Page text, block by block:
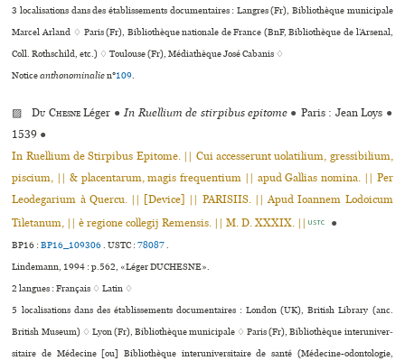
3 localisations dans des établissements documentaires : Langres (Fr), Bibliothèque muni­ci­pale
Marcel Arland ♢ Paris (Fr), Bibliothèque nationale de France (BnF, Bibliothèque de l’Arsenal,
Coll. Rothschild, etc.) ♢ Toulouse (Fr), Médiathèque José Cabanis ♢
Noticeanthonominalien°109.
▨Du ChesneLéger ● In Ruellium de stirpibus epitome ● Paris : Jean Loys ●
1539 ●
In Ruellium de Stirpibus Epitome. || Cui accesserunt uolatilium, gressibilium,
piscium, || & placentarum, magis frequentium || apud Gallias nomina. || Per
Leodegarium à Quercu. || [Device] || PARISIIS. || Apud Ioannem Lodoicum
Tiletanum, || è regione collegij Remensis. || M. D. XXXIX. ||
USTC ●
BP16 :BP16_109306.USTC :78087.
Lindemann, 1994 : p.562, «Léger DUCHESNE».
2 langues :Français ♢Latin ♢
5 localisations dans des établissements documentaires : London (UK), British Library (anc.
British Museum) ♢ Lyon (Fr), Bibliothèque muni­ci­pale ♢ Paris (Fr), Bibliothèque inte­ru­ni­ver­
si­taire de Médecine [ou] Bibliothèque inte­ru­ni­ver­si­taire de santé (Médecine-odon­to­lo­gie,